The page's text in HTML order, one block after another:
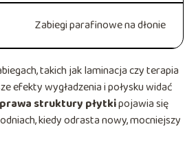
Zabiegi parafinowe na dłonie
takich jak laminacja czy terapia
efekty wygładzenia i połysku widać
struktury płytkipojawia się
kiedy odrasta nowy, mocniejszy